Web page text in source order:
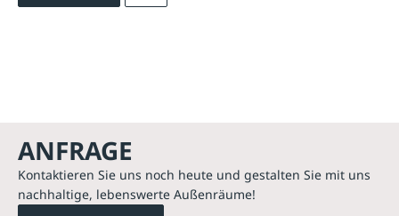
ANFRAGE
Kontaktieren Sie uns noch heute und gestalten Sie mit uns
nachhaltige, lebenswerte Außenräume!